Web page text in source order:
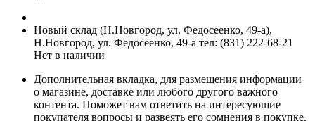
Новый склад (Н.Новгород, ул. Федосеенко, 49-а),
Н.Новгород, ул. Федосеенко, 49-а тел: (831) 222-68-21
Нет в наличии
Дополнительная вкладка, для размещения информации
о магазине, доставке или любого другого важного
контента. Поможет вам ответить на интересующие
покупателя вопросы и развеять его сомнения в покупке.